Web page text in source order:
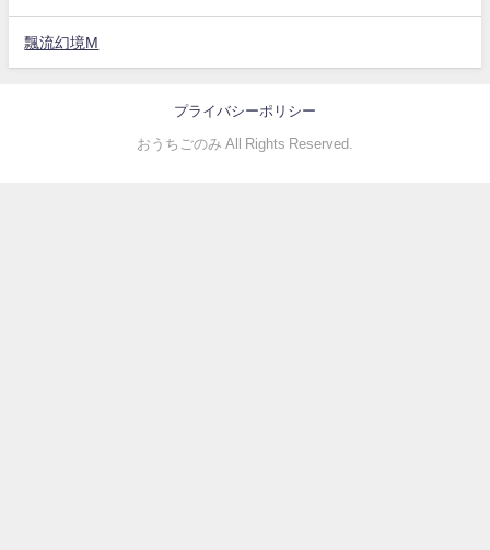
飄流幻境M
プライバシーポリシー
おうちごのみ All Rights Reserved.